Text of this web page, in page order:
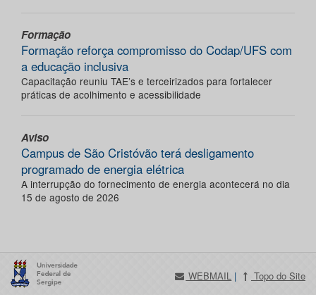
Formação
Formação reforça compromisso do Codap/UFS com
a educação inclusiva
Capacitação reuniu TAE’s e terceirizados para fortalecer
práticas de acolhimento e acessibilidade
Aviso
Campus de São Cristóvão terá desligamento
programado de energia elétrica
A interrupção do fornecimento de energia acontecerá no dia
15 de agosto de 2026
WEBMAIL | Topo do Site